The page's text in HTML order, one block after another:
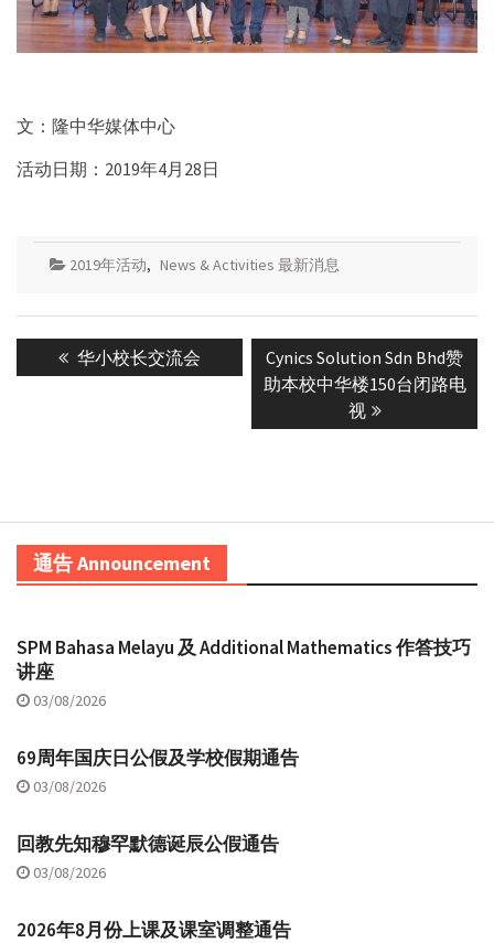
文：隆中华媒体中心
活动日期：2019年4月28日
2019年活动, News & Activities 最新消息
navigation
Previous
post:
华小校长交流会
Next
post:
Cynics Solution Sdn Bhd赞
助本校中华楼150台闭路电
视
通告 Announcement
SPM Bahasa Melayu 及 Additional Mathematics 作答技巧
讲座
03/08/2026
69周年国庆日公假及学校假期通告
03/08/2026
回教先知穆罕默德诞辰公假通告
03/08/2026
2026年8月份上课及课室调整通告